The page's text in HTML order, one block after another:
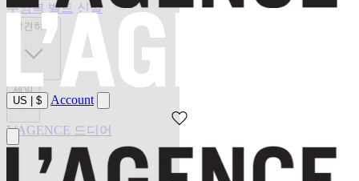
US $ Account
수영복 벨트 신발
발견하기
세일
L'AGENCE 드디어